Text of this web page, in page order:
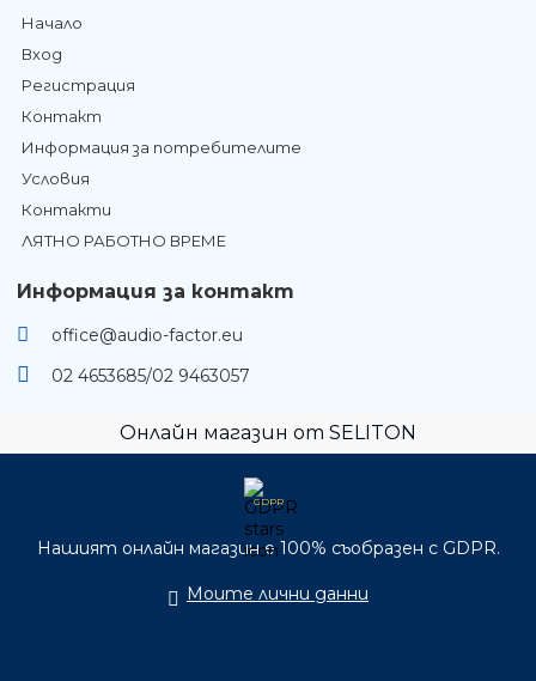
Начало
Вход
Регистрация
Контакт
Информация за потребителите
Условия
Контакти
ЛЯТНО РАБОТНО ВРЕМЕ
Информация за контакт
office@audio-factor.eu
02 4653685/02 9463057
Онлайн магазин от SELITON
GDPR
Нашият онлайн магазин е 100% съобразен с GDPR.
Моите лични данни